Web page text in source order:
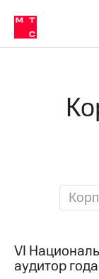
Медиа-центр
и акционерам
Устойчивое
Комплаенс и деловая
Карьера
в МТС
в МТС
VI
аудитор